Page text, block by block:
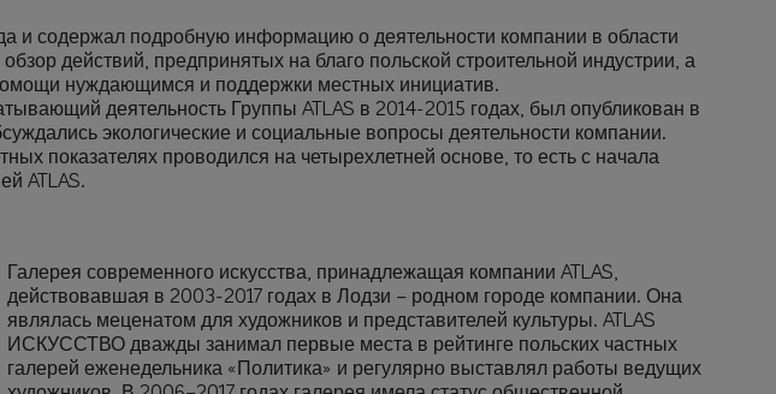
и содержал подробную информацию о деятельности компании в области
действий, предпринятых на благо польской строительной индустрии, а
нуждающимся и поддержки местных инициатив.
деятельность Группы ATLAS в 2014-2015 годах, был опубликован в
экологические и социальные вопросы деятельности компании.
показателях проводился на четырехлетней основе, то есть с начала
ATLAS.
Галерея современного искусства, принадлежащая компании ATLAS,
действовавшая в 2003-2017 годах в Лодзи – родном городе компании. Она
являлась меценатом для художников и представителей культуры. ATLAS
ИСКУССТВО дважды занимал первые места в рейтинге польских частных
галерей еженедельника «Политика» и регулярно выставлял работы ведущих